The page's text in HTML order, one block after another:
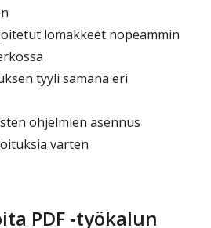
lomakkeet nopeammin
tyyli samana eri
ohjelmien asennus
varten
PDF ‑työkalun